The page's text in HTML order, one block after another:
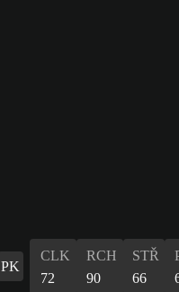
PK
CLK
72
RCH
90
STŘ
66